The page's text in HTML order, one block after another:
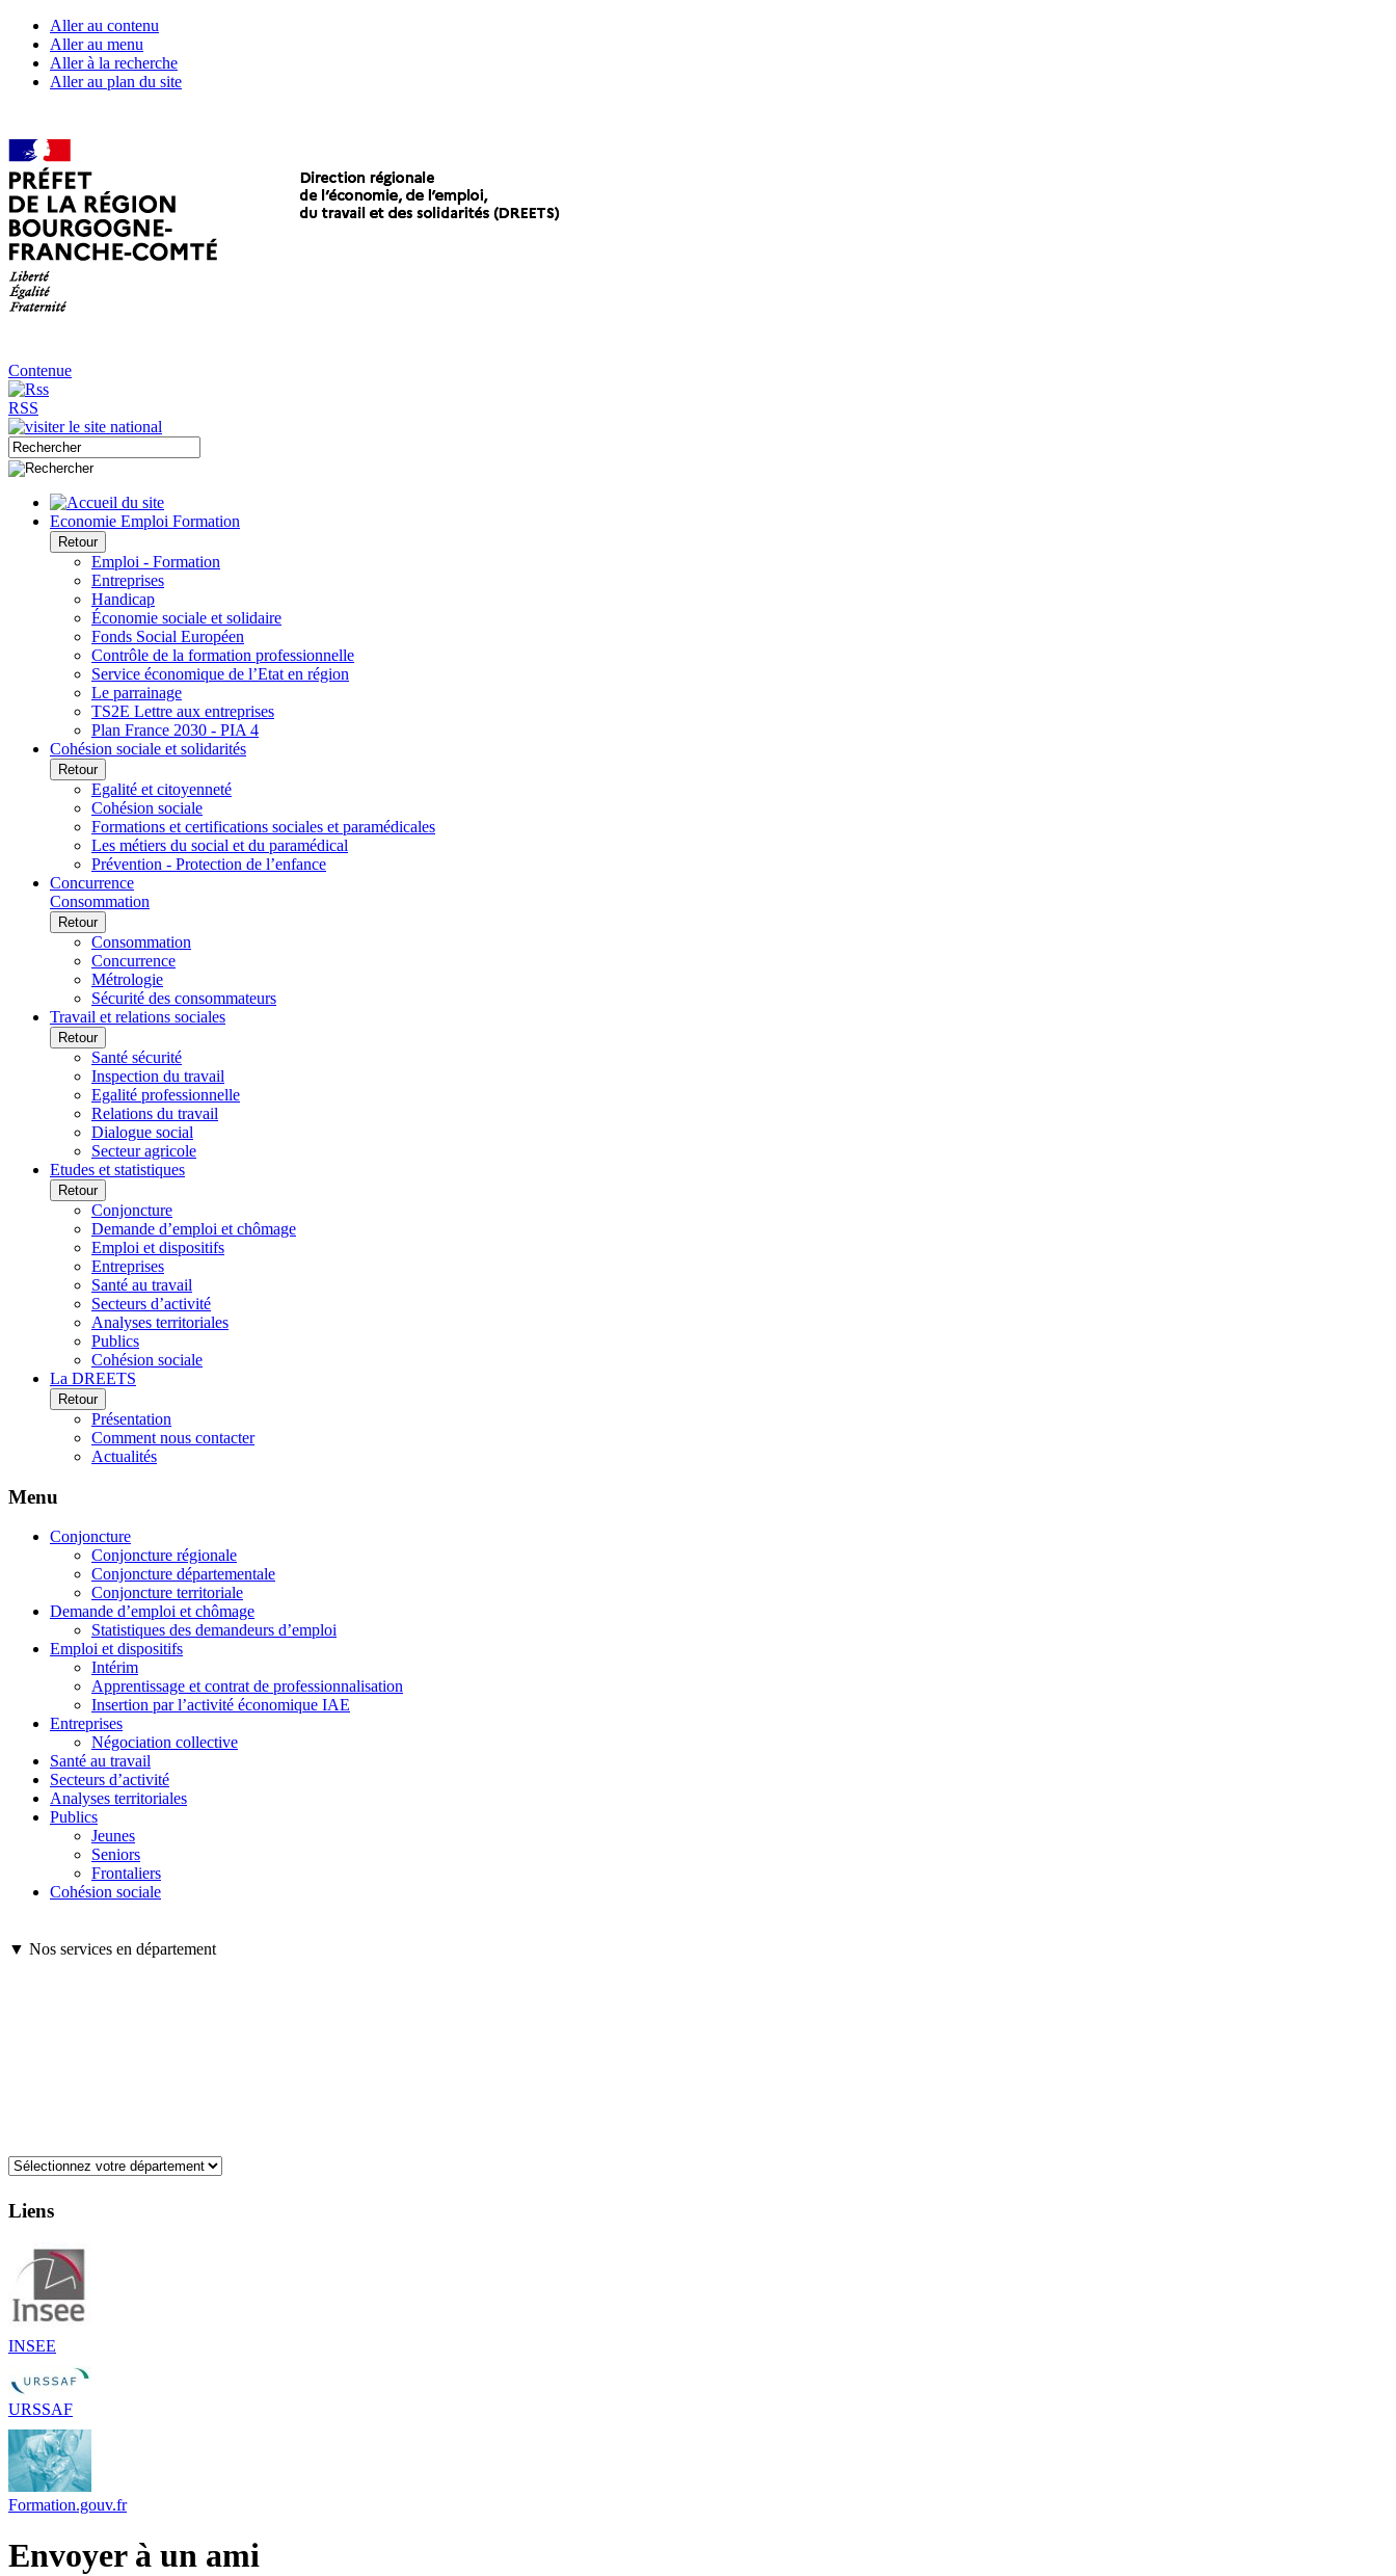
Aller au contenu
Aller au menu
Aller à la recherche
Aller au plan du site
Contenue
RSS
Economie Emploi Formation
Retour
Emploi - Formation
Entreprises
Handicap
Économie sociale et solidaire
Fonds Social Européen
Contrôle de la formation professionnelle
Service économique de l’Etat en région
Le parrainage
TS2E Lettre aux entreprises
Plan France 2030 - PIA 4
Cohésion sociale et solidarités
Retour
Egalité et citoyenneté
Cohésion sociale
Formations et certifications sociales et paramédicales
Les métiers du social et du paramédical
Prévention - Protection de l’enfance
Concurrence
Consommation
Retour
Consommation
Concurrence
Métrologie
Sécurité des consommateurs
Travail et relations sociales
Retour
Santé sécurité
Inspection du travail
Egalité professionnelle
Relations du travail
Dialogue social
Secteur agricole
Etudes et statistiques
Retour
Conjoncture
Demande d’emploi et chômage
Emploi et dispositifs
Entreprises
Santé au travail
Secteurs d’activité
Analyses territoriales
Publics
Cohésion sociale
La DREETS
Retour
Présentation
Comment nous contacter
Actualités
Menu
Conjoncture
Conjoncture régionale
Conjoncture départementale
Conjoncture territoriale
Demande d’emploi et chômage
Statistiques des demandeurs d’emploi
Emploi et dispositifs
Intérim
Apprentissage et contrat de professionnalisation
Insertion par l’activité économique IAE
Entreprises
Négociation collective
Santé au travail
Secteurs d’activité
Analyses territoriales
Publics
Jeunes
Seniors
Frontaliers
Cohésion sociale
▼ Nos services en département
Liens
INSEE
URSSAF
Formation.gouv.fr
Envoyer à un ami